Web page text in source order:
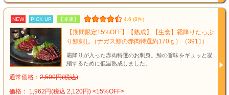
NEW PICK UP 【冷凍】 4.6 (8件)
【期間限定15%OFF】【熟成】【生食】霜降りたっぷ
り鯨刺し（ナガス鯨の赤肉特選約170ｇ）（3911）
霜降りが入った赤肉特選のお刺身。鯨の旨味をギュッと凝
縮するために低温熟成しました。
通常価格： 2,500円(税込)
価格： 1,962円(税込 2,120円) <15%OFF>